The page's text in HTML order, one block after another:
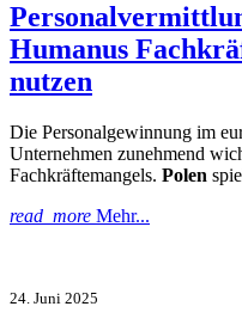
Humanus
nutzen
Die Personalgewinnung im
Unternehmen zunehmend
Fachkräftemangels. Polen
read_more Mehr...
24. Juni 2025